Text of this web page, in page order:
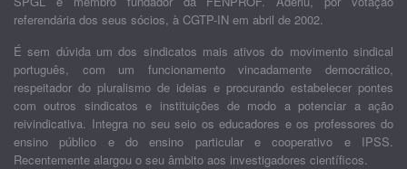
referendária dos seus sócios, à CGTP-IN em abril de 2002.
É sem dúvida um dos sindicatos mais ativos do movimento sindical
português, com um funcionamento vincadamente democrático,
respeitador do pluralismo de ideias e procurando estabelecer pontes
com outros sindicatos e instituições de modo a potenciar a ação
reivindicativa. Integra no seu seio os educadores e os professores do
ensino público e do ensino particular e cooperativo e IPSS.
Recentemente alargou o seu âmbito aos investigadores científicos.